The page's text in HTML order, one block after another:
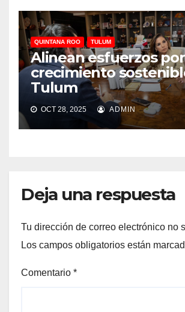
QUINTANA ROO TULUM
Alinean esfuerzos
crecimiento
Tulum
OCT 28, 2025 ADMIN
Deja una respuesta
Tu dirección de correo electrónico no
Los campos obligatorios están
Comentario *